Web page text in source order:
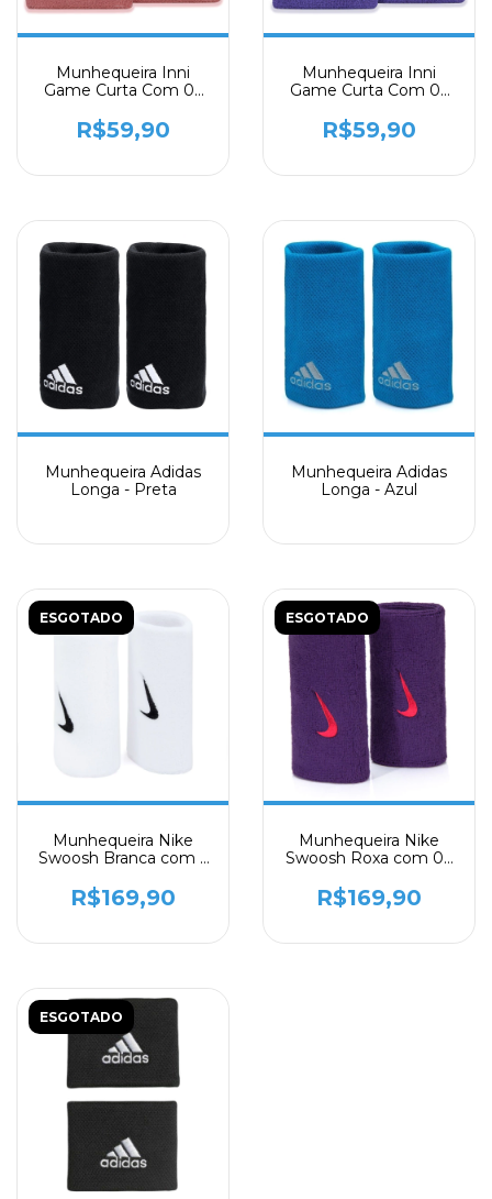
Munhequeira Inni
Game Curta Com 02
R$59,90
Munhequeira Inni
Game Curta Com 02
R$59,90
Munhequeira Adidas
Longa - Preta
Munhequeira Adidas
Longa - Azul
ESGOTADO
Munhequeira Nike
Swoosh Branca com 2
R$169,90
ESGOTADO
Munhequeira Nike
Swoosh Roxa com 02
R$169,90
ESGOTADO